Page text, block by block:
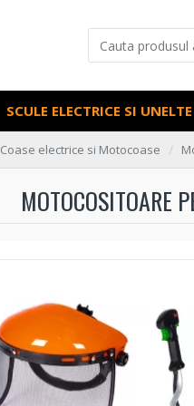
SCULE ELECTRICE SI UNELTE
Coase electrice si Motocoase
MOTOCOSITOARE